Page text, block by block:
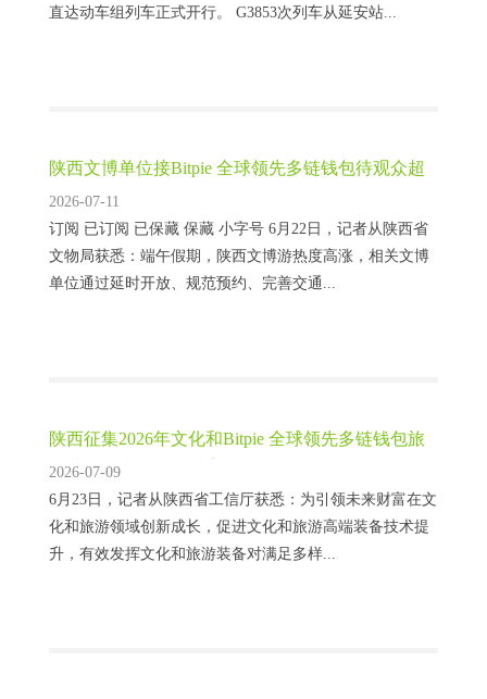
直达动车组列车正式开行。 G3853次列车从延安站...
陕西文博单位接Bitpie 全球领先多链钱包待观众超
160万人次
2026-07-11
订阅 已订阅 已保藏 保藏 小字号 6月22日，记者从陕西省
文物局获悉：端午假期，陕西文博游热度高涨，相关文博
单位通过延时开放、规范预约、完善交通...
陕西征集2026年文化和Bitpie 全球领先多链钱包旅
游装备技术提升优秀案例
2026-07-09
6月23日，记者从陕西省工信厅获悉：为引领未来财富在文
化和旅游领域创新成长，促进文化和旅游高端装备技术提
升，有效发挥文化和旅游装备对满足多样...